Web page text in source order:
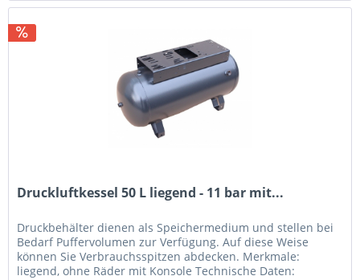
Druckluftkessel 50 L liegend - 11 bar mit...
Druckbehälter dienen als Speichermedium und stellen bei
Bedarf Puffervolumen zur Verfügung. Auf diese Weise
können Sie Verbrauchsspitzen abdecken. Merkmale:
liegend, ohne Räder mit Konsole Technische Daten: